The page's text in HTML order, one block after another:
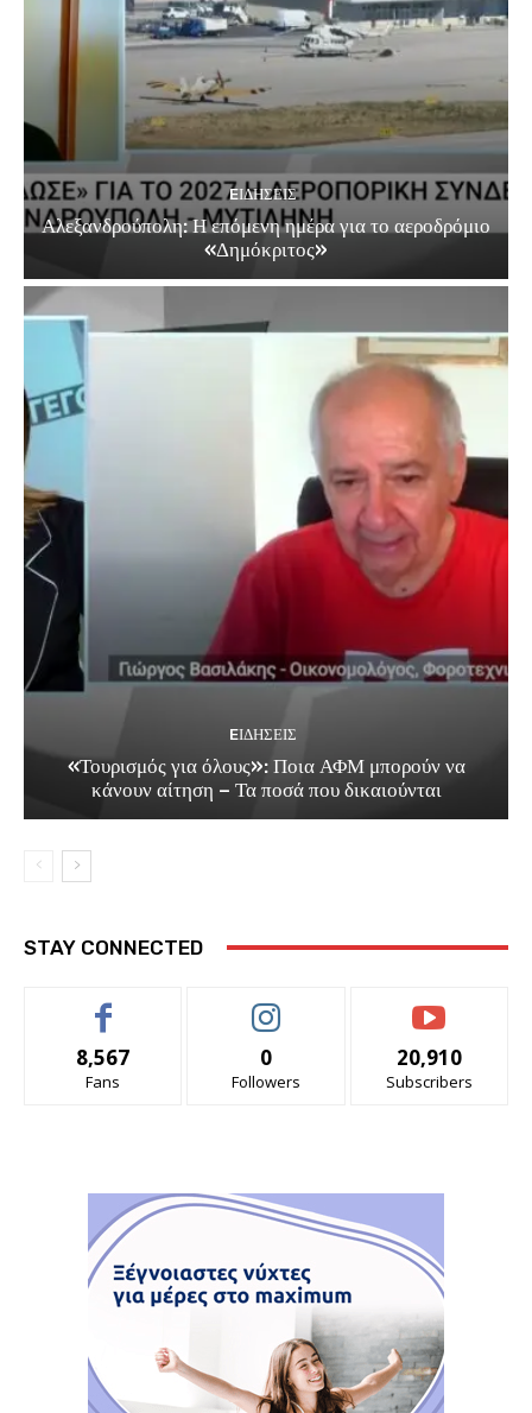
EΙΔΗΣΕΙΣ
Αλεξανδρούπολη: Η επόμενη ημέρα για το αεροδρόμιο
«Δημόκριτος»
EΙΔΗΣΕΙΣ
«Τουρισμός για όλους»: Ποια ΑΦΜ μπορούν να
κάνουν αίτηση – Τα ποσά που δικαιούνται
STAY CONNECTED
8,567
Fans
0
Followers
20,910
Subscribers